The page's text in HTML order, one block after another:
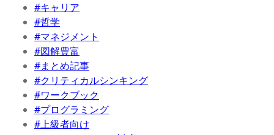
#キャリア
#哲学
#マネジメント
#図解豊富
#まとめ記事
#クリティカルシンキング
#ワークブック
#プログラミング
#上級者向け